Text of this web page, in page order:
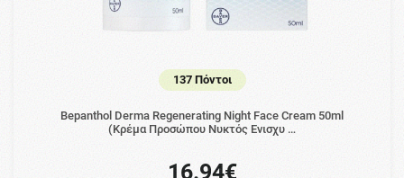
137 Πόντοι
Bepanthol Derma Regenerating Night Face Cream 50ml
(Κρέμα Προσώπου Νυκτός Ενισχυ …
16.94€